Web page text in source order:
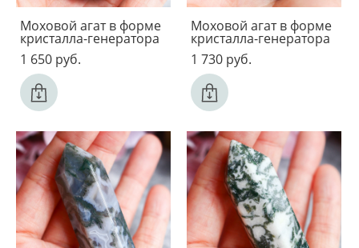
Моховой агат в форме
кристалла-генератора
1 650 pуб.
Моховой агат в форме
кристалла-генератора
1 730 pуб.